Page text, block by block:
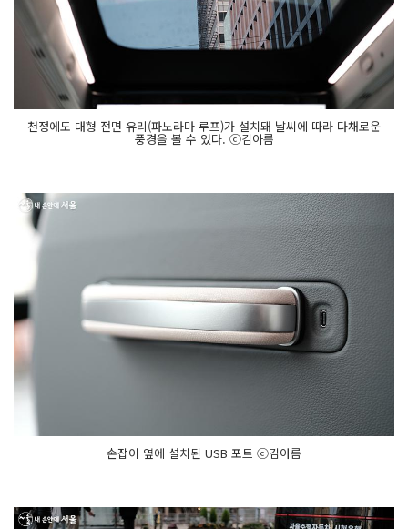
천정에도 대형 전면 유리(파노라마 루프)가 설치돼 날씨에 따라 다채로운
풍경을 볼 수 있다. ⓒ김아름
손잡이 옆에 설치된 USB 포트 ⓒ김아름